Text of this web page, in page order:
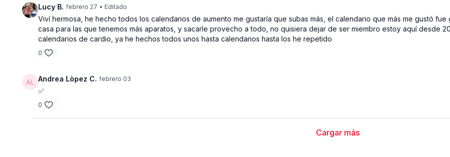
Lucy B. febrero 27 • Editado
Viví hermosa, he hecho todos los calendarios de aumento me gustaría que subas más, el calendario que más me gustó
casa para las que tenemos más aparatos, y sacarle provecho a todo, no quisiera dejar de ser miembro estoy aquí desde
calendarios de cardio, ya he hechos todos unos hasta calendarios hasta los he repetido
0
Andrea Lòpez C. febrero 03
✅
0
Cargar más